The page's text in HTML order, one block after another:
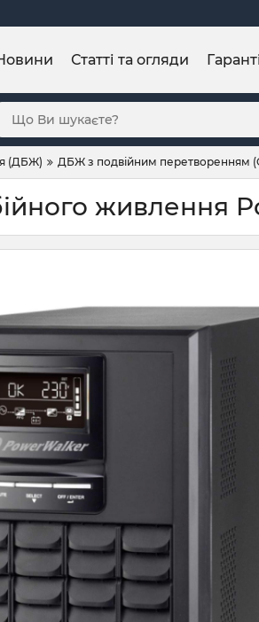
Статті та огляди
(ДБЖ) ДБЖ з подвійним перетворенням
живлення